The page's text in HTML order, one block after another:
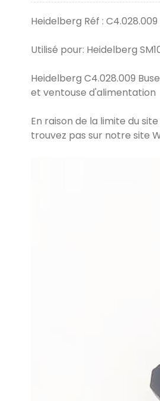
Heidelberg Réf : C4.028.009
Utilisé pour: Heidelberg
Heidelberg C4.028.009
et ventouse d'alimentation
En raison de la limite du
trouvez pas sur notre site